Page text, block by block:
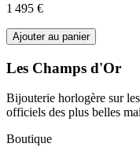
1 495 €
Ajouter au panier
Les Champs d'Or
Bijouterie horlogère sur
officiels des plus belles
Boutique